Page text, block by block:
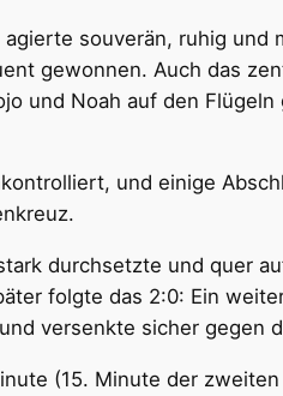
souverän, ruhig und
gewonnen. Auch das
und Noah auf den Flügeln
und einige
durchsetzte und quer
folgte das 2:0: Ein
versenkte sicher gegen
(15. Minute der